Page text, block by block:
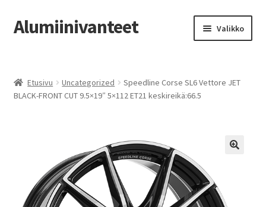
Siirry
navigointiin
Siirry
sisältöön
Alumiinivanteet Valikko
Kauppa
Vanteiden osto-opas
Etusivu Uncategorized
Speedline Corse SL6 Vettore JET
BLACK-FRONT CUT 9.5×19″ 5×112 ET21 keskireikä:66.5